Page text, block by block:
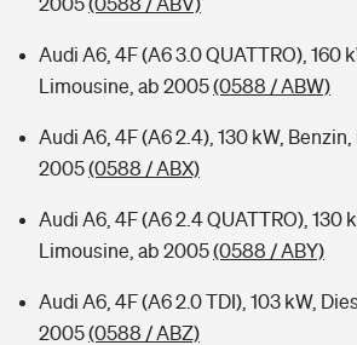
Audi A6, 4F (A6 3.0 QUATTRO), 160
Limousine, ab 2005(0588 / ABW)
Audi A6, 4F (A6 2.4), 130 kW,
2005(0588 / ABX)
Audi A6, 4F (A6 2.4 QUATTRO), 130
Limousine, ab 2005(0588 / ABY)
Audi A6, 4F (A6 2.0 TDI), 103 kW,
2005(0588 / ABZ)